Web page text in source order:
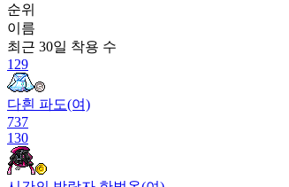
순위
이름
최근 30일 착용 수
129
다흰 파도(여)
737
130